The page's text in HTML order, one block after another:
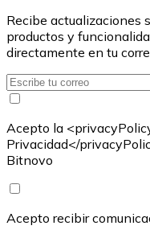
Recibe actualizaciones
productos y
directamente en tu
Acepto la
Privacidad</
Bitnovo
Acepto recibir